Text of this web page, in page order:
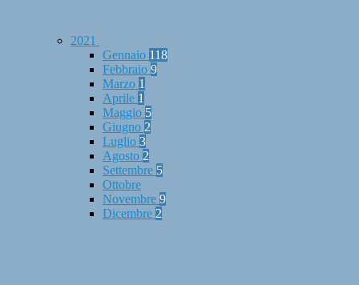
2021
Gennaio 118
Febbraio 9
Marzo 1
Aprile 1
Maggio 5
Giugno 2
Luglio 3
Agosto 2
Settembre 5
Ottobre
Novembre 9
Dicembre 2